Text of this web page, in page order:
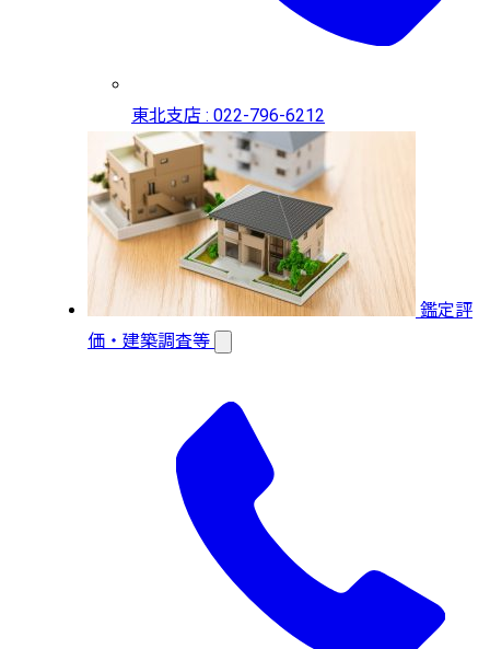
東北支店 : 022-796-6212
鑑定評
価・建築調査等